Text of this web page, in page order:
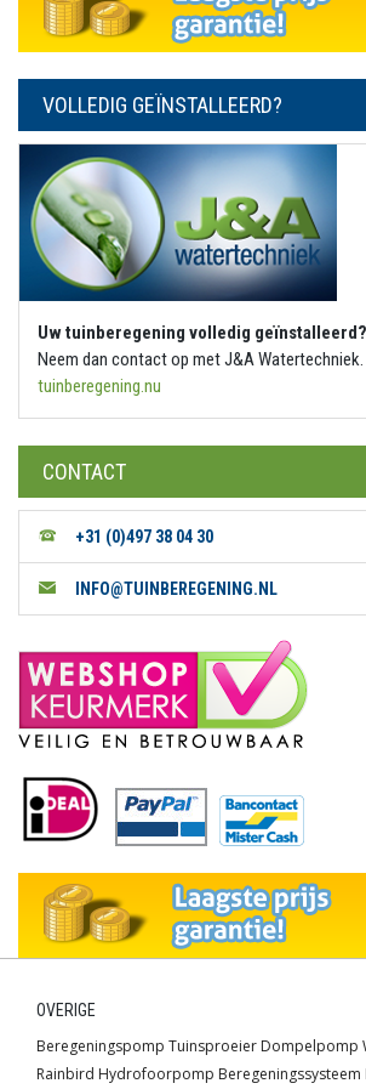
VOLLEDIG GEÏNSTALLEERD?
Uw tuinberegening volledig geïnstalleerd?
Neem dan contact op met J&A Watertechniek.
tuinberegening.nu
CONTACT
+31 (0)497 38 04 30
INFO@TUINBEREGENING.NL
OVERIGE
Beregeningspomp Tuinsproeier Dompelpomp
Rainbird Hydrofoorpomp Beregeningssysteem